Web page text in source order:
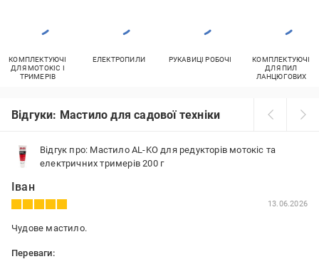
КОМПЛЕКТУЮЧІ
ДЛЯ МОТОКІС І
ТРИМЕРІВ
ЕЛЕКТРОПИЛИ РУКАВИЦІ РОБОЧІ
КОМПЛЕКТУЮЧІ
ДЛЯ ПИЛ
ЛАНЦЮГОВИХ
Відгуки: Мастило для садової техніки
Відгук про: Мастило AL-KO для редукторів мотокіс та
електричних тримерів 200 г
Іван
13.06.2026
Чудове мастило.
Переваги: